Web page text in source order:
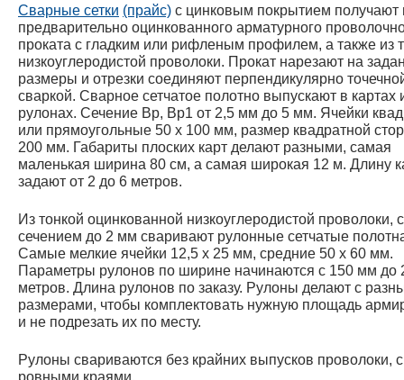
Сварные сетки (прайс) с цинковым покрытием получают
предварительно оцинкованного арматурного
проката с гладким или рифленым профилем, а также из
низкоуглеродистой проволоки. Прокат нарезают на
размеры и отрезки соединяют перпендикулярно
сваркой. Сварное сетчатое полотно выпускают в картах
рулонах. Сечение Вр, Вр1 от 2,5 мм до 5 мм. Ячейки
или прямоугольные 50 х 100 мм, размер квадратной
200 мм. Габариты плоских карт делают разными, самая
маленькая ширина 80 см, а самая широкая 12 м. Длину
задают от 2 до 6 метров.
Из тонкой оцинкованной низкоуглеродистой проволоки, с
сечением до 2 мм сваривают рулонные сетчатые
Самые мелкие ячейки 12,5 х 25 мм, средние 50 х 60 мм.
Параметры рулонов по ширине начинаются с 150 мм до
метров. Длина рулонов по заказу. Рулоны делают с
размерами, чтобы комплектовать нужную площадь
и не подрезать их по месту.
Рулоны свариваются без крайних выпусков проволоки, с
ровными краями.